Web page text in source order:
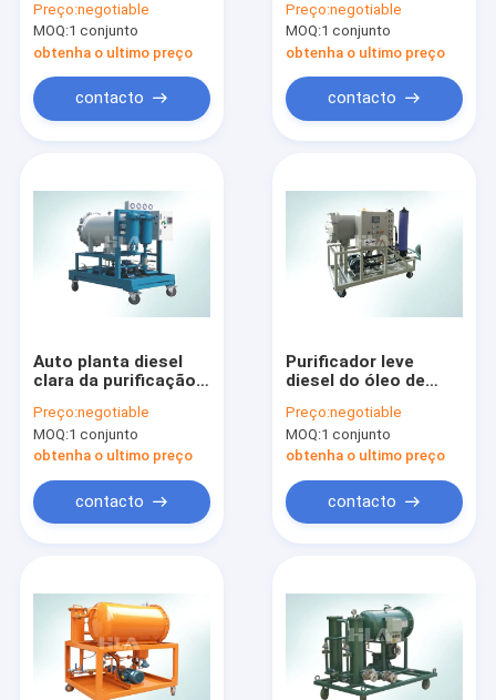
purificador DSP do
fuel-óleo da
separação
Preço:negotiable
MOQ:1 conjunto
obtenha o ultimo preço
contacto
fuel-óleo para o óleo
claro, óleo diesel
Preço:negotiable
MOQ:1 conjunto
obtenha o ultimo preço
contacto
Auto planta diesel
clara da purificação
da coalescência do
purificador do fuel-
óleo
Preço:negotiable
MOQ:1 conjunto
obtenha o ultimo preço
contacto
Purificador leve
diesel do óleo de
quilowatts com o
controlador
programável do PLC
Preço:negotiable
MOQ:1 conjunto
obtenha o ultimo preço
contacto